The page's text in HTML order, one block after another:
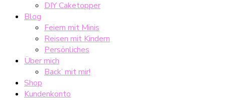
DIY Caketopper
Blog
Feiern mit Minis
Reisen mit Kindern
Persönliches
Über mich
Back’ mit mir!
Shop
Kundenkonto